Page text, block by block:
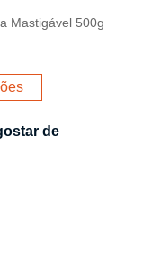
Mastigável 500g
de